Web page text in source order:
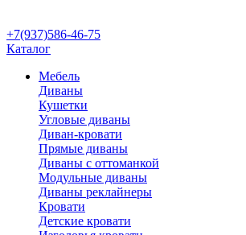
+7(937)586-46-75
Каталог
Мебель
Диваны
Кушетки
Угловые диваны
Диван-кровати
Прямые диваны
Диваны с оттоманкой
Модульные диваны
Диваны реклайнеры
Кровати
Детские кровати